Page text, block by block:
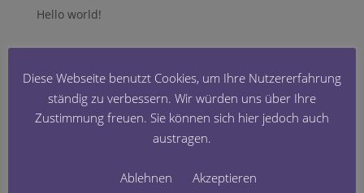
Hello world!
Archiv
Februar 2019
Diese Webseite benutzt Cookies, um Ihre Nutzererfahrung
ständig zu verbessern. Wir würden uns über Ihre
Zustimmung freuen. Sie können sich hier jedoch auch
austragen.
Ablehnen Akzeptieren